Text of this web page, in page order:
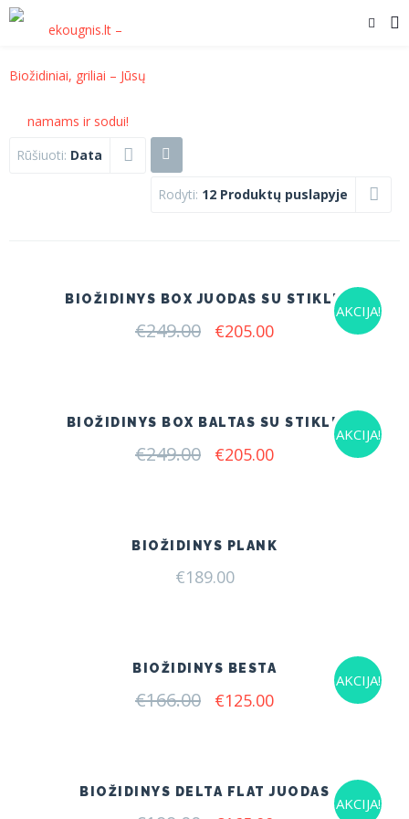
Rūšiuoti: Data
Rodyti: 12 Produktų puslapyje
AKCIJA!
BIOŽIDINYS BOX JUODAS SU STIKLU
€249.00 Original
€205.00Current
AKCIJA!
BIOŽIDINYS BOX BALTAS SU STIKLU
€249.00 Original
€205.00Current
BIOŽIDINYS PLANK
€189.00
AKCIJA!
BIOŽIDINYS BESTA
€166.00 Original
€125.00Current
AKCIJA!
BIOŽIDINYS DELTA FLAT JUODAS